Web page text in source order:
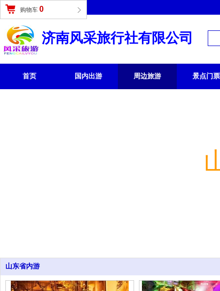
济南风采旅行社有限公司
购物车 0
登录 | 免费注册
首页 国内出游 周边旅游 景点门票
山东省内游